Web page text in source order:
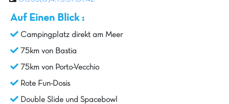
Auf Einen Blick :
Campingplatz direkt am Meer
75km von Bastia
75km von Porto-Vecchio
Rote Fun-Dosis
Double Slide und Spacebowl